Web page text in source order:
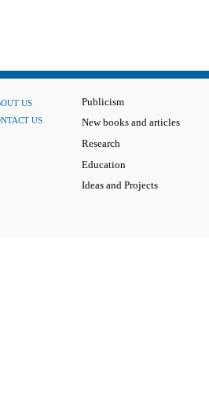
US
US
Publicism
New books and articles
Research
Education
Ideas and Projects